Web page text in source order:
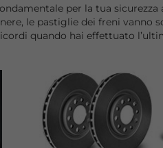
per la tua
le pastiglie dei freni vanno
quando hai effettuato